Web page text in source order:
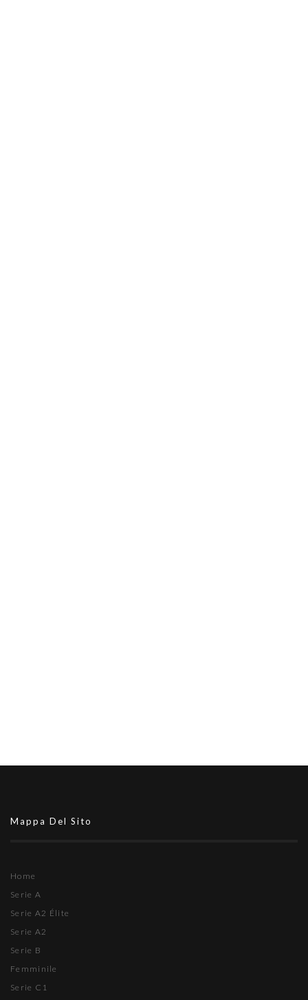
Mappa Del Sito
Home
Serie A
Serie A2 Élite
Serie A2
Serie B
Femminile
Serie C1